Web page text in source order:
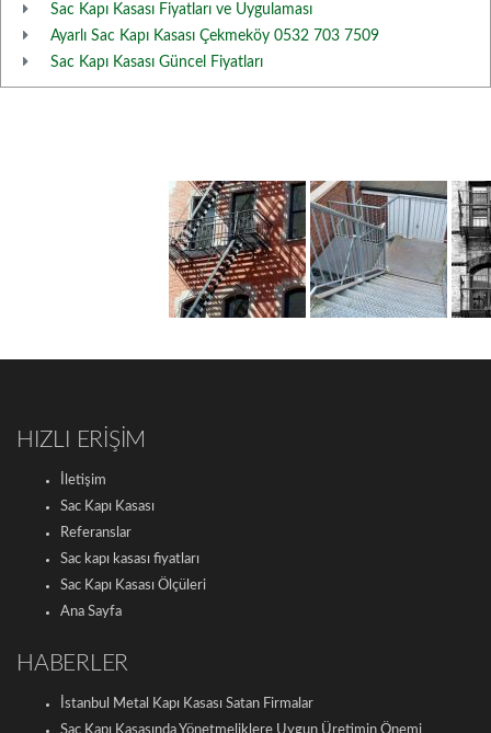
Sac Kapı Kasası Fiyatları ve Uygulaması
Ayarlı Sac Kapı Kasası Çekmeköy 0532 703 7509
Sac Kapı Kasası Güncel Fiyatları
HIZLI ERİŞİM
İletişim
Sac Kapı Kasası
Referanslar
Sac kapı kasası fiyatları
Sac Kapı Kasası Ölçüleri
Ana Sayfa
HABERLER
İstanbul Metal Kapı Kasası Satan Firmalar